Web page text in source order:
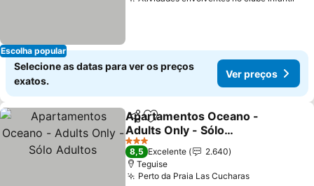
Escolha popular
Selecione as datas para ver os preços
exatos.
Ver preços
PartilharAdicionar aos favoritos
Apartamentos Oceano -
Adults Only - Sólo
Adultos
Ver preços
3 Estrelas
8,5 Excelente
2.640
Teguise
Perto da Praia Las CucharasVer preços